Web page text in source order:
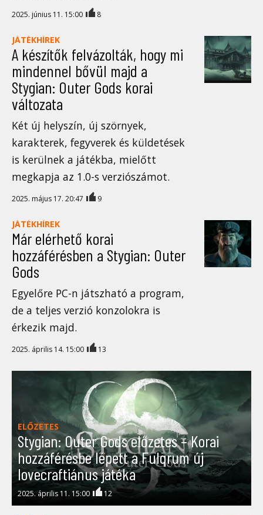
2025. június 11. 15:00 8
JÁTÉKHÍREK
A készítők felvázolták, hogy mi
mindennel bővül majd a
Stygian: Outer Gods korai
változata
Két új helyszín, új szörnyek,
karakterek, fegyverek és küldetések
is kerülnek a játékba, mielőtt
megkapja az 1.0-s verziószámot.
2025. május 17. 20:47 9
JÁTÉKHÍREK
Már elérhető korai
hozzáférésben a Stygian: Outer
Gods
Egyelőre PC-n játszható a program,
de a teljes verzió konzolokra is
érkezik majd.
2025. április 14. 15:00 13
ELŐZETES
Stygian: Outer Gods előzetes – Korai
hozzáférésbe lépett a Fulqrum új
lovecraftiánus játéka
2025. április 11. 15:00 12